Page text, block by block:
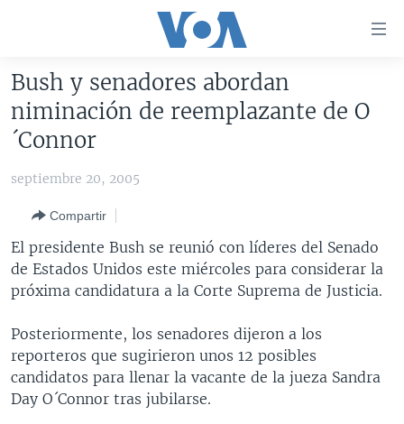
accesibilidad
contenido
Salte
principal
Salte
AMÉRICA DEL NORTE
ELECCIONES EEUU 2024
VOA VERIFICA INMIGRACIÓN
VOA VERIFICA AMÉRICA LATINA
ARGENTINA
BOLIVIA
COLOMBIA
PERÚ
ECUADOR
CHINA EN AMÉRICA LATINA
CENTROAMÉRICA
COSTA RICA
GUATEMALA
HONDURAS
OTRAS SECCIONES
LIBERTAD DE PRENSA
MUNDO
LIBERTAD DE PRENSA
UCRANIA
Bush y senadores abordan
niminación de reemplazante de O
´Connor
septiembre 20, 2005
Compartir
El presidente Bush se reunió con líderes del Senado
de Estados Unidos este miércoles para considerar la
próxima candidatura a la Corte Suprema de Justicia.
Posteriormente, los senadores dijeron a los
reporteros que sugirieron unos 12 posibles
candidatos para llenar la vacante de la jueza Sandra
Day O´Connor tras jubilarse.